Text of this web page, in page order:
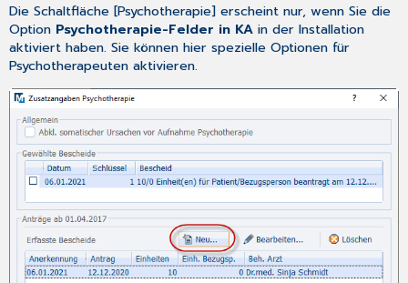
Die Schaltfläche [Psychotherapie] erscheint nur, wenn Sie die
Option Psychotherapie-Felder in KA in derInstallation
aktiviert haben. Sie können hier spezielle Optionen für
Psychotherapeuten aktivieren.